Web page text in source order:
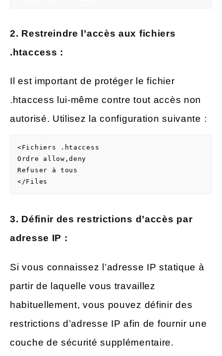
2. Restreindre l’accès aux fichiers
.htaccess :
Il est important de protéger le fichier
.htaccess lui-même contre tout accès non
autorisé. Utilisez la configuration suivante :
<Fichiers .htaccess
Ordre allow,deny
Refuser à tous
3. Définir des restrictions d’accès par
adresse IP :
Si vous connaissez l’adresse IP statique à
partir de laquelle vous travaillez
habituellement, vous pouvez définir des
restrictions d’adresse IP afin de fournir une
couche de sécurité supplémentaire.